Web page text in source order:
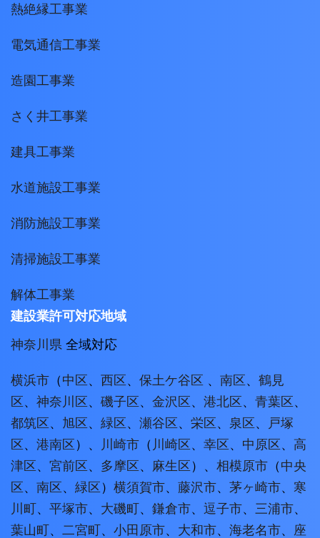
熱絶縁工事業
電気通信工事業
造園工事業
さく井工事業
建具工事業
水道施設工事業
消防施設工事業
清掃施設工事業
解体工事業
建設業許可対応地域
神奈川県 全域対応
横浜市 （中区、 西区、 保土ケ谷区 、 南区、 鶴見
区、 神奈川区、 磯子区、 金沢区、 港北区、 青葉区、
都筑区、 旭区、 緑区、 瀬谷区、 栄区、 泉区、
戸塚
区、 港南区）、 川崎市 （ 川崎区、 幸区、 中原区、 高
津区、 宮前区、 多摩区、 麻生区）、 相模原市 （中央
区、 南区、 緑区） 横須賀市、 藤沢市、 茅ヶ崎市、 寒
川町、 平塚市、 大磯町、 鎌倉市、 逗子市、 三浦市、
葉山町、 二宮町、 小田原市、 大和市、 海老名市、 座